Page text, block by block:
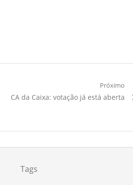
Próximo
Próximo
CA da Caixa: votação já está aberta
Tags